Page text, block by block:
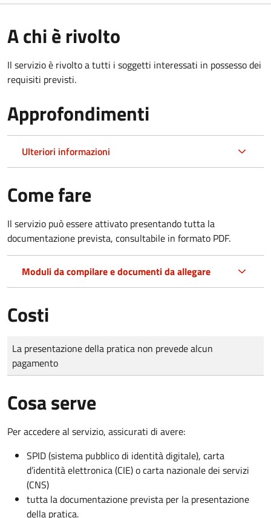
A chi è rivolto
Il servizio è rivolto a tutti i soggetti interessati in possesso dei
requisiti previsti.
Approfondimenti
Ulteriori informazioni
Come fare
Il servizio può essere attivato presentando tutta la
documentazione prevista, consultabile in formato PDF.
Moduli da compilare e documenti da allegare
Costi
Tipo di pagamento
Importo
La presentazione della pratica non prevede alcun
pagamento
Cosa serve
Per accedere al servizio, assicurati di avere:
SPID (sistema pubblico di identità digitale), carta
d’identità elettronica (CIE) o carta nazionale dei servizi
(CNS)
tutta la documentazione prevista per la presentazione
della pratica.